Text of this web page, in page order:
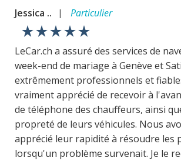
Jessica .. | Particulier
star_ratestar_ratestar_ratestar_ratestar_rate
LeCar.ch a assuré des services de
week-end de mariage à Genève et
extrêmement professionnels et
vraiment apprécié de recevoir à
de téléphone des chauffeurs, ainsi
propreté de leurs véhicules. Nous
apprécié leur rapidité à résoudre les
lorsqu'un problème survenait. Je le